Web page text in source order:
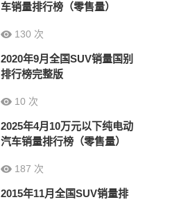
车销量排行榜（零售量）
130 次
2020年9月全国SUV销量国别
排行榜完整版
10 次
2025年4月10万元以下纯电动
汽车销量排行榜（零售量）
187 次
2015年11月全国SUV销量排